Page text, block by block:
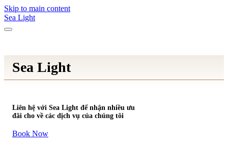
Skip to main content
Sea Light
Sea Light
Liên hệ với Sea Light để nhận nhiều ưu
đãi cho về các dịch vụ của chúng tôi
Book Now